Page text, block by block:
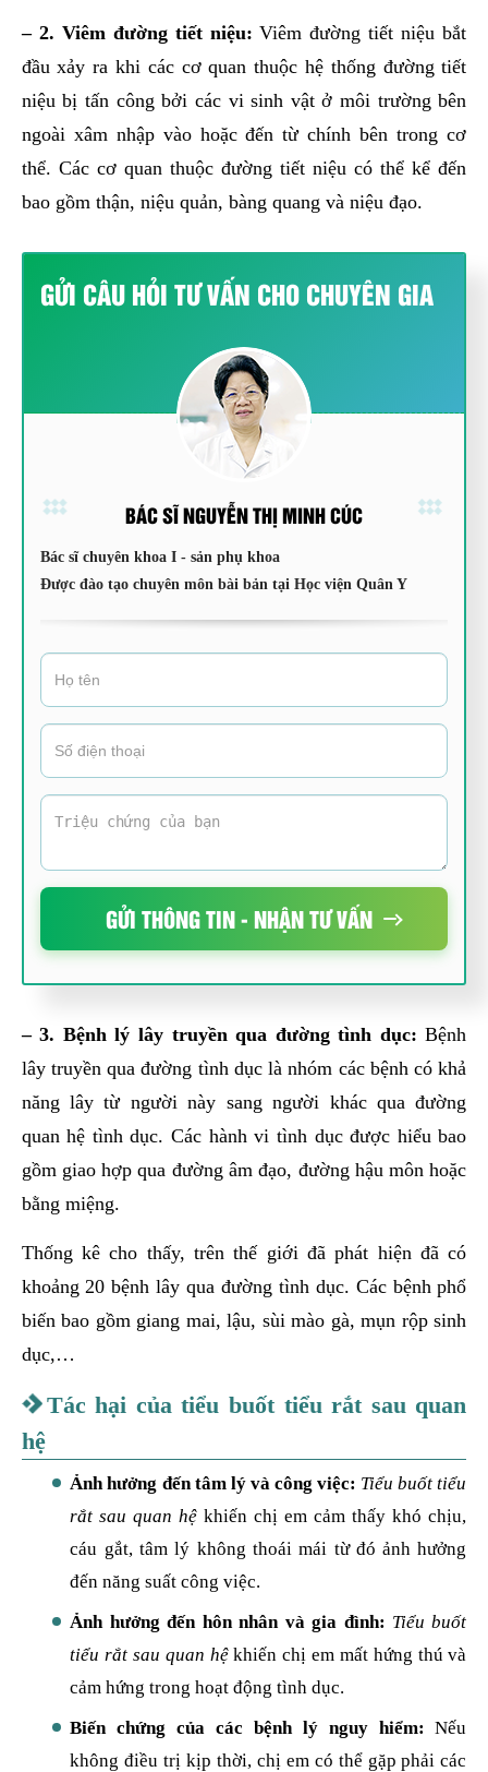
– 2. Viêm đường tiết niệu: Viêm đường tiết niệu bắt
đầu xảy ra khi các cơ quan thuộc hệ thống đường tiết
niệu bị tấn công bởi các vi sinh vật ở môi trường bên
ngoài xâm nhập vào hoặc đến từ chính bên trong cơ
thể. Các cơ quan thuộc đường tiết niệu có thể kể đến
bao gồm thận, niệu quản, bàng quang và niệu đạo.
GỬI CÂU HỎI TƯ VẤN CHO CHUYÊN GIA
BÁC SĨ NGUYỄN THỊ MINH CÚC
Bác sĩ chuyên khoa I - sản phụ khoa
Được đào tạo chuyên môn bài bản tại Học viện Quân Y
GỬI THÔNG TIN - NHẬN TƯ VẤN
– 3. Bệnh lý lây truyền qua đường tình dục: Bệnh
lây truyền qua đường tình dục là nhóm các bệnh có khả
năng lây từ người này sang người khác qua đường
quan hệ tình dục. Các hành vi tình dục được hiểu bao
gồm giao hợp qua đường âm đạo, đường hậu môn hoặc
bằng miệng.
Thống kê cho thấy, trên thế giới đã phát hiện đã có
khoảng 20 bệnh lây qua đường tình dục. Các bệnh phổ
biến bao gồm giang mai, lậu, sùi mào gà, mụn rộp sinh
dục,…
Tác hại của tiểu buốt tiểu rắt sau quan
hệ
Ảnh hưởng đến tâm lý và công việc: Tiểu buốt tiểu
rắt sau quan hệ khiến chị em cảm thấy khó chịu,
cáu gắt, tâm lý không thoái mái từ đó ảnh hưởng
đến năng suất công việc.
Ảnh hưởng đến hôn nhân và gia đình: Tiểu buốt
tiểu rắt sau quan hệkhiến chị em mất hứng thú và
cảm hứng trong hoạt động tình dục.
Biến chứng của các bệnh lý nguy hiểm: Nếu
không điều trị kịp thời, chị em có thể gặp phải các